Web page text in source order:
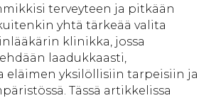
terveyteen ja pitkään
yhtä tärkeää valita
klinikka, jossa
laadukkaasti,
eläimen yksilöllisiin tarpeisiin ja
Tässä artikkelissa